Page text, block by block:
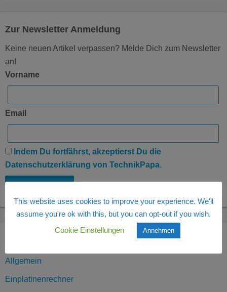
Zur Newsletter Anmeldung
Keine neuen Artikel verpassen? Melde Dich zum Newsletter
an!
Vorname
Email
Indem Du fortfährst, akzeptierst Du die
Datenschutzerklärung von TechnikPapa.
Allgemein
Einplatinenrechner
This website uses cookies to improve your experience. We'll
assume you're ok with this, but you can opt-out if you wish.
Cookie Einstellungen
Annehmen